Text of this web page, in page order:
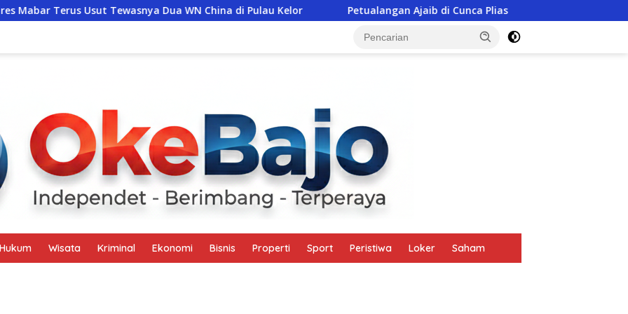
Dua WN China di Pulau Kelor Petualangan Ajaib di Cunca Plias Polisi Ikut Gotong Patung Bunda
Hukum Wisata Kriminal Ekonomi Bisnis Properti Sport Peristiwa Loker Saham